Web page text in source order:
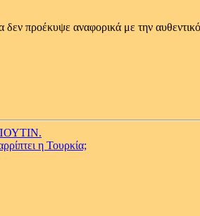
προέκυψε αναφορικά με την
η Τουρκία;